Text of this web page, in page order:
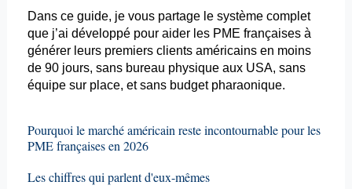
Dans ce guide, je vous partage le système complet
que j’ai développé pour aider les PME françaises à
générer leurs premiers clients américains en moins
de 90 jours, sans bureau physique aux USA, sans
équipe sur place, et sans budget pharaonique.
Pourquoi le marché américain reste incontournable pour les
PME françaises en 2026
Les chiffres qui parlent d'eux-mêmes